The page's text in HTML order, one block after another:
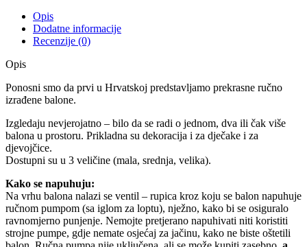
Opis
Dodatne informacije
Recenzije (0)
Opis
Ponosni smo da prvi u Hrvatskoj predstavljamo prekrasne ručno
izrađene balone.
Izgledaju nevjerojatno – bilo da se radi o jednom, dva ili čak više
balona u prostoru. Prikladna su dekoracija i za dječake i za
djevojčice.
Dostupni su u 3 veličine (mala, srednja, velika).
Kako se napuhuju:
Na vrhu balona nalazi se ventil – rupica kroz koju se balon napuhuje
ručnom pumpom (sa iglom za loptu), nježno, kako bi se osiguralo
ravnomjerno punjenje. Nemojte pretjerano napuhivati niti koristiti
strojne pumpe, gdje nemate osjećaj za jačinu, kako ne biste oštetili